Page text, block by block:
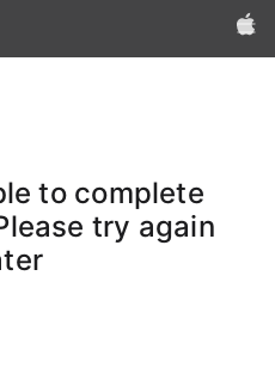
Apple‏
to complete
try again